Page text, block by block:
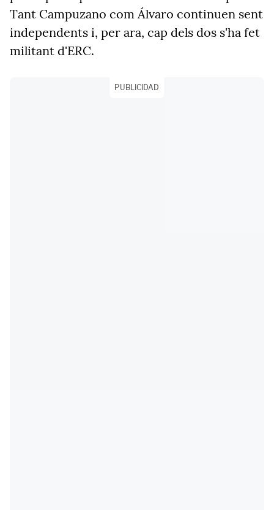
Tant Campuzano com Álvaro continuen sent
independents i, per ara, cap dels dos s'ha fet
militant d'ERC.
PUBLICIDAD